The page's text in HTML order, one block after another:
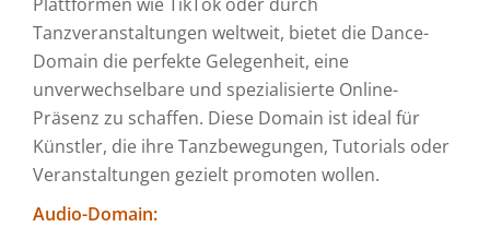
Tanzveranstaltungen weltweit, bietet die Dance-
Domain die perfekte Gelegenheit, eine
unverwechselbare und spezialisierte Online-
Präsenz zu schaffen. Diese Domain ist ideal für
Künstler, die ihre Tanzbewegungen, Tutorials oder
Veranstaltungen gezielt promoten wollen.
Audio-Domain: